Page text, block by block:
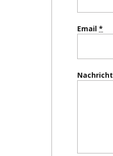
Email
Nachricht